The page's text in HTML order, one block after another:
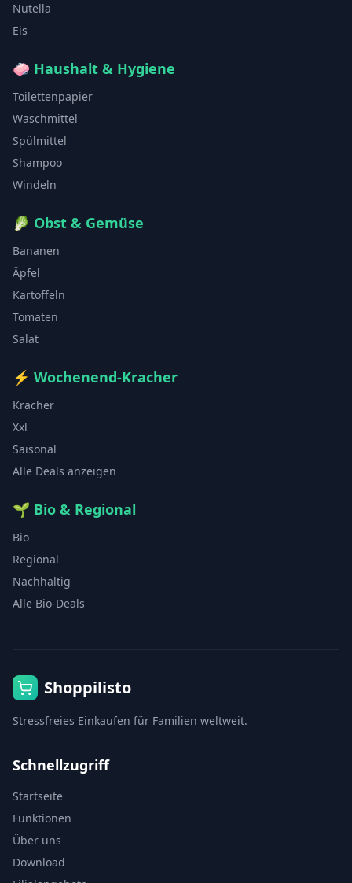
Nutella
Eis
🧼 Haushalt & Hygiene
Toilettenpapier
Waschmittel
Spülmittel
Shampoo
Windeln
🥬 Obst & Gemüse
Bananen
Äpfel
Kartoffeln
Tomaten
Salat
⚡ Wochenend-Kracher
Kracher
Xxl
Saisonal
Alle Deals anzeigen
🌱 Bio & Regional
Bio
Regional
Nachhaltig
Alle Bio-Deals
Shoppilisto
Stressfreies Einkaufen für Familien weltweit.
Schnellzugriff
Startseite
Funktionen
Über uns
Download